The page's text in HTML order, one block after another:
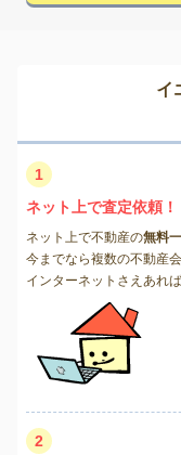
イ
1
ネット上で査定依頼！
ネット上で不動産の無料
今までなら複数の不動産
インターネットさえあれば
2